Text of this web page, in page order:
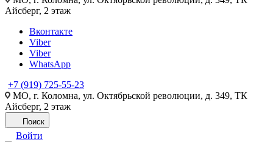
Айсберг, 2 этаж
Вконтакте
Viber
Viber
WhatsApp
+7 (919) 725-55-23
МО, г. Коломна, ул. Октябрьской революции, д. 349, ТК
Айсберг, 2 этаж
Поиск
Войти